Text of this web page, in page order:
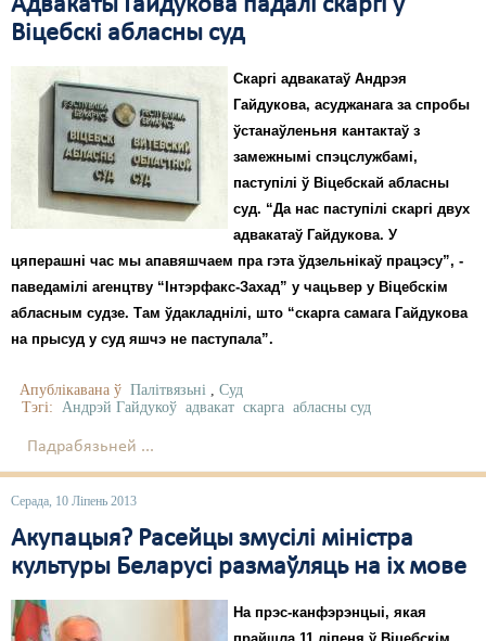
Адвакаты Гайдукова падалі скаргі ў
Віцебскі абласны суд
Скаргі адвакатаў Андрэя
Гайдукова, асуджанага за спробы
ўстанаўленьня кантактаў з
замежнымі спэцслужбамі,
паступілі ў Віцебскай абласны
суд. “Да нас паступілі скаргі двух
адвакатаў Гайдукова. У
цяперашні час мы апавяшчаем пра гэта ўдзельнікаў працэсу”, -
паведамілі агенцтву “Інтэрфакс-Захад” у чацьвер у Віцебскім
абласным судзе. Там ўдакладнілі, што “скарга самага Гайдукова
на прысуд у суд яшчэ не паступала”.
Апублікавана ў Палітвязьні , Суд
Тэгі: Андрэй Гайдукоў адвакат скарга абласны суд
Падрабязьней ...
Серада, 10 Ліпень 2013
Акупацыя? Расейцы змусілі міністра
культуры Беларусі размаўляць на іх мове
На прэс-канфэрэнцыі, якая